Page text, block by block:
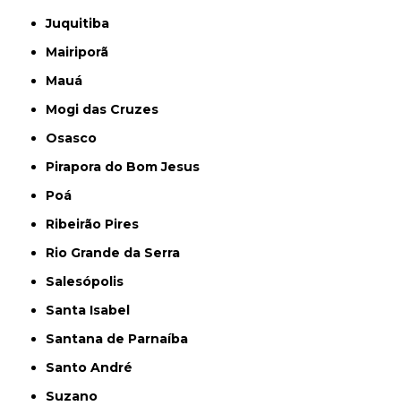
Juquitiba
Mairiporã
Mauá
Mogi das Cruzes
Osasco
Pirapora do Bom Jesus
Poá
Ribeirão Pires
Rio Grande da Serra
Salesópolis
Santa Isabel
Santana de Parnaíba
Santo André
Suzano